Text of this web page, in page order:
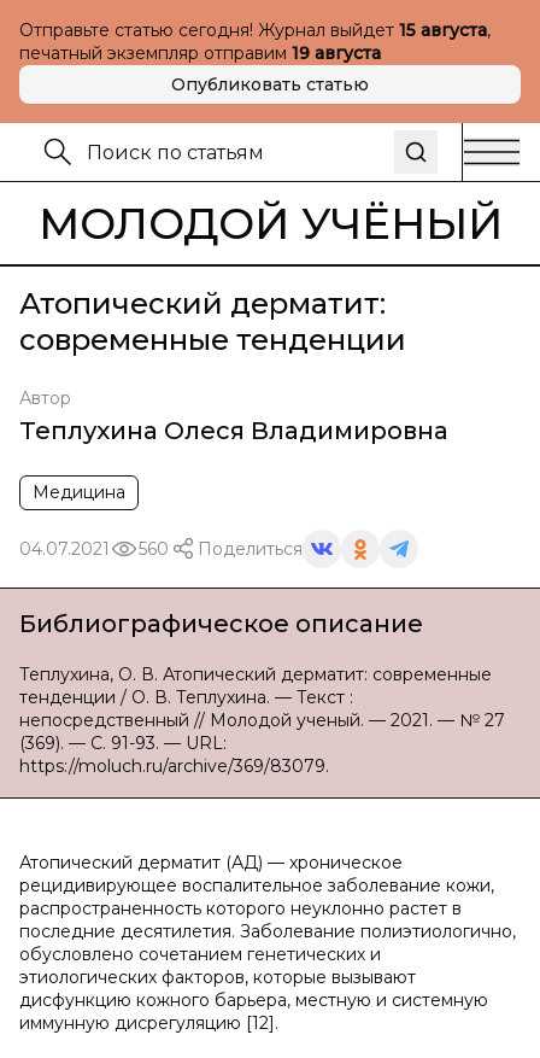
Отправьте статью сегодня! Журнал выйдет 15 августа,
печатный экземпляр отправим 19 августа
Опубликовать статью
МОЛОДОЙ УЧЁНЫЙ
Атопический дерматит:
современные тенденции
Автор
Теплухина Олеся Владимировна
Медицина
04.07.2021 560 Поделиться
Библиографическое описание
Теплухина, О. В. Атопический дерматит: современные
тенденции / О. В. Теплухина. — Текст :
непосредственный // Молодой ученый. — 2021. — № 27
(369). — С. 91-93. — URL:
https://moluch.ru/archive/369/83079.
Атопический дерматит (АД) — хроническое
рецидивирующее воспалительное заболевание кожи,
распространенность которого неуклонно растет в
последние десятилетия. Заболевание полиэтиологично,
обусловлено сочетанием генетических и
этиологических факторов, которые вызывают
дисфункцию кожного барьера, местную и системную
иммунную дисрегуляцию [12].